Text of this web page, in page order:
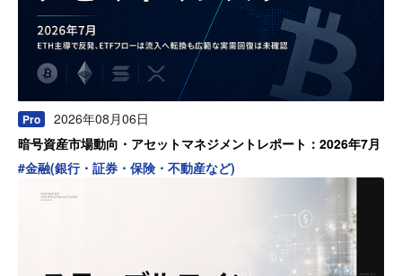
Pro
2026年08月06日
暗号資産市場動向・アセットマネジメントレポート：2026年7月
#金融(銀行・証券・保険・不動産など)